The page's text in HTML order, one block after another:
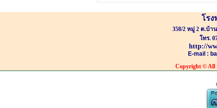
โร
358/2 หมู่ 2 ต.บ้า
โทร.
http://
E-mail :
Copyright© All